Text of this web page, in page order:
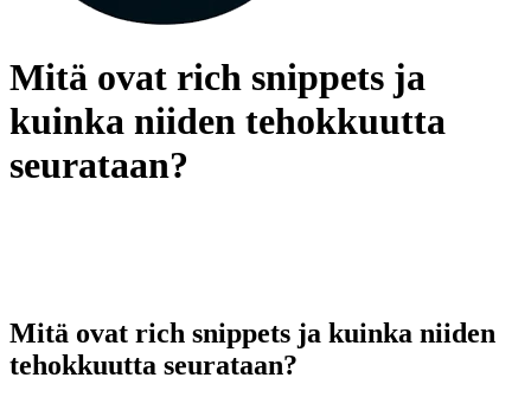
Mitä ovat rich snippets ja
kuinka niiden tehokkuutta
seurataan?
Mitä ovat rich snippets ja kuinka niiden
tehokkuutta seurataan?